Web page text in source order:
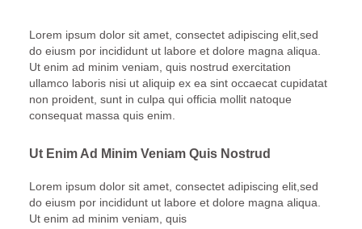
Lorem ipsum dolor sit amet, consectet adipiscing elit,sed
do eiusm por incididunt ut labore et dolore magna aliqua.
Ut enim ad minim veniam, quis nostrud exercitation
ullamco laboris nisi ut aliquip ex ea sint occaecat cupidatat
non proident, sunt in culpa qui officia mollit natoque
consequat massa quis enim.
Ut Enim Ad Minim Veniam Quis Nostrud
Lorem ipsum dolor sit amet, consectet adipiscing elit,sed
do eiusm por incididunt ut labore et dolore magna aliqua.
Ut enim ad minim veniam, quis